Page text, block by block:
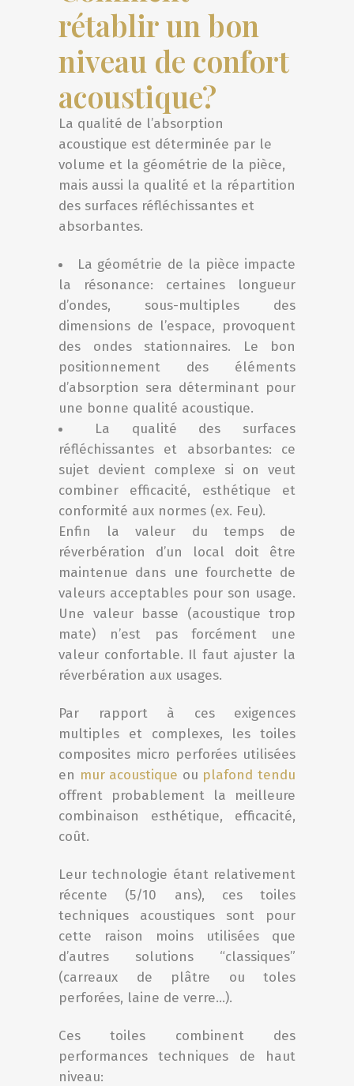
rétablir un bon
niveau de confort
acoustique?
La qualité de l’absorption
acoustique est déterminée par le
volume et la géométrie de la pièce,
mais aussi la qualité et la répartition
des surfaces réfléchissantes et
absorbantes.
La géométrie de la pièce impacte
la résonance: certaines longueur
d’ondes, sous-multiples des
dimensions de l’espace, provoquent
des ondes stationnaires. Le bon
positionnement des éléments
d’absorption sera déterminant pour
une bonne qualité acoustique.
La qualité des surfaces
réfléchissantes et absorbantes: ce
sujet devient complexe si on veut
combiner efficacité, esthétique et
conformité aux normes (ex. Feu).
Enfin la valeur du temps de
réverbération d’un local doit être
maintenue dans une fourchette de
valeurs acceptables pour son usage.
Une valeur basse (acoustique trop
mate) n’est pas forcément une
valeur confortable. Il faut ajuster la
réverbération aux usages.
Par rapport à ces exigences
multiples et complexes, les toiles
composites micro perforées utilisées
en mur acoustique ou plafond tendu
offrent probablement la meilleure
combinaison esthétique, efficacité,
coût.
Leur technologie étant relativement
récente (5/10 ans), ces toiles
techniques acoustiques sont pour
cette raison moins utilisées que
d’autres solutions “classiques”
(carreaux de plâtre ou toles
perforées, laine de verre…).
Ces toiles combinent des
performances techniques de haut
niveau: